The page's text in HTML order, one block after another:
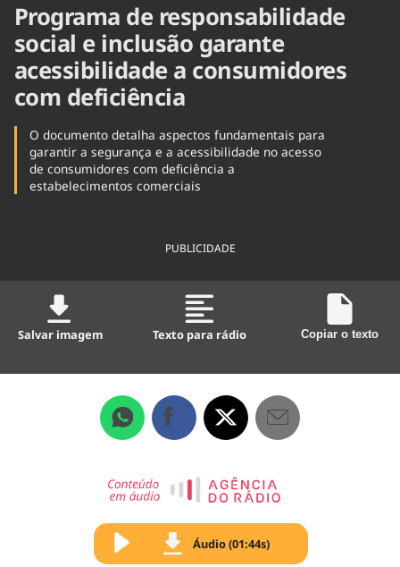
Programa de responsabilidade
social e inclusão garante
acessibilidade a consumidores
com deficiência
O documento detalha aspectos fundamentais para
garantir a segurança e a acessibilidade no acesso
de consumidores com deficiência a
estabelecimentos comerciais
PUBLICIDADE
Salvar imagem Texto para rádio Copiar o texto
Áudio (01:44s)